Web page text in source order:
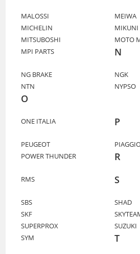
MALOSSI
MEIWA
MICHELIN
MIKUNI
MITSUBOSHI
MOTO
MPI PARTS
N
NG BRAKE
NGK
NTN
NYPSO
O
ONE ITALIA P
PEUGEOT
POWER THUNDER
R
RMS S
SBS
SHAD
SKF
SUPERPROX
SUZUKI
SYM
T